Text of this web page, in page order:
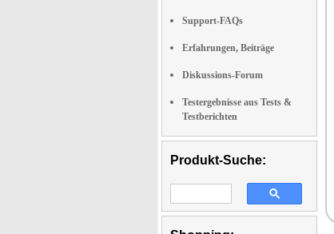
Support-FAQs
Erfahrungen, Beiträge
Diskussions-Forum
Testergebnisse aus Tests &
Testberichten
Produkt-Suche: